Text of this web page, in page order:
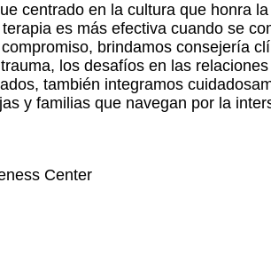
centrado en la cultura que honra
es más efectiva cuando se
brindamos consejería
los desafíos en las
también integramos
y familias que navegan por la